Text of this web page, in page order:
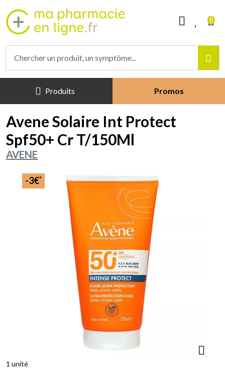
0
Produits Promos
Avene Solaire Int Protect
Spf50+ Cr T/150Ml
AVENE
-3€*
1 unité